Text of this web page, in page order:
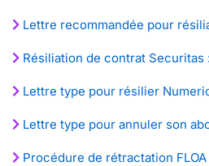
Lettre recommandée pour
Résiliation de contrat Securitas
Lettre type pour résilier
Lettre type pour annuler son
Procédure de rétractation